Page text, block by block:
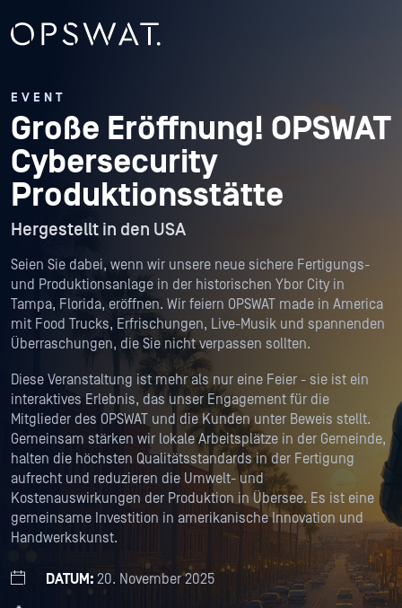
EVENT
Große Eröffnung! OPSWAT
Cybersecurity
Produktionsstätte
Hergestellt in den USA
Seien Sie dabei, wenn wir unsere neue sichere Fertigungs-
und Produktionsanlage in der historischen Ybor City in
Tampa, Florida, eröffnen. Wir feiern OPSWAT made in America
mit Food Trucks, Erfrischungen, Live-Musik und spannenden
Überraschungen, die Sie nicht verpassen sollten.
Diese Veranstaltung ist mehr als nur eine Feier - sie ist ein
interaktives Erlebnis, das unser Engagement für die
Mitglieder des OPSWAT und die Kunden unter Beweis stellt.
Gemeinsam stärken wir lokale Arbeitsplätze in der Gemeinde,
halten die höchsten Qualitätsstandards in der Fertigung
aufrecht und reduzieren die Umwelt- und
Kostenauswirkungen der Produktion in Übersee. Es ist eine
gemeinsame Investition in amerikanische Innovation und
Handwerkskunst.
DATUM: 20. November 2025